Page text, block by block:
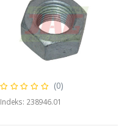
(0)
Indeks: 238946.01